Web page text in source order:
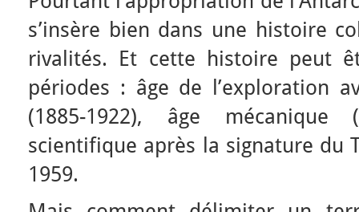
s’insère bien dans une histoire
rivalités. Et cette histoire peut
périodes : âge de l’exploration
(1885-1922), âge mécanique
scientifique après la signature du
1959.